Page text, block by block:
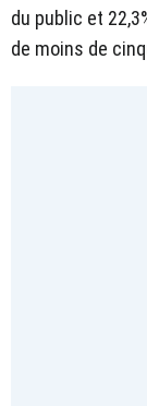
du public et
de moins de